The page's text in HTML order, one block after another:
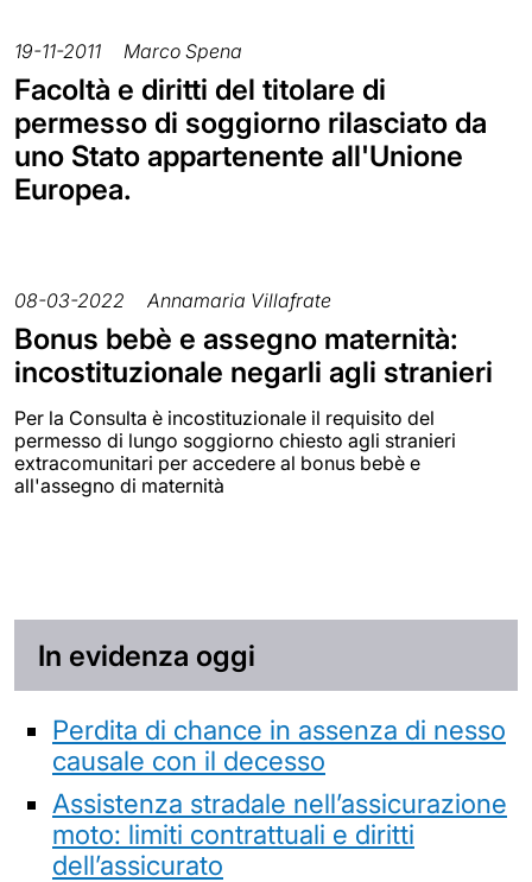
19-11-2011 Marco Spena
Facoltà e diritti del titolare di
permesso di soggiorno rilasciato da
uno Stato appartenente all'Unione
Europea.
08-03-2022 Annamaria Villafrate
Bonus bebè e assegno maternità:
incostituzionale negarli agli stranieri
Per la Consulta è incostituzionale il requisito del
permesso di lungo soggiorno chiesto agli stranieri
extracomunitari per accedere al bonus bebè e
all'assegno di maternità
In evidenza oggi
Perdita di chance in assenza di nesso
causale con il decesso
Assistenza stradale nell’assicurazione
moto: limiti contrattuali e diritti
dell’assicurato